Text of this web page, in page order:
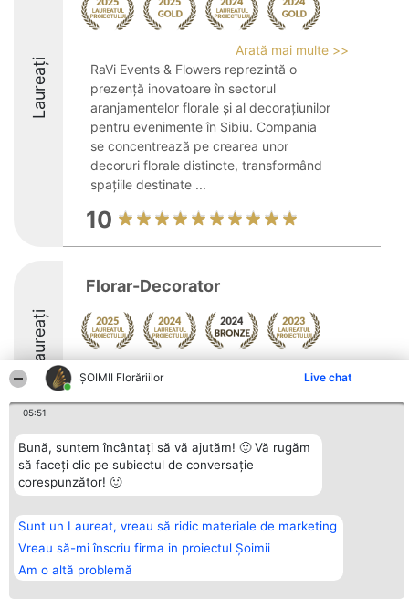
ȘOIMII Florăriilor Live chat
05:51
Bună, suntem încântați să vă ajutăm! 🙂 Vă rugăm
să faceți clic pe subiectul de conversație
corespunzător! 🙂
Sunt un Laureat, vreau să ridic materiale de marketing
Vreau să-mi înscriu firma in proiectul Șoimii
Am o altă problemă
Laureați
Arată mai multe >>
RaVi Events & Flowers reprezintă o
prezență inovatoare în sectorul
aranjamentelor florale și al decorațiunilor
pentru evenimente în Sibiu. Compania
se concentrează pe crearea unor
decoruri florale distincte, transformând
spațiile destinate ...
10
Laureați
Florar-Decorator
8.5
Organizator Ranking
BRIGHT SOLUTIONS BR SRL
Aleea Timisul De Sus 2 Bl. A30
București
tel: +40 770 990 492
Plebiscyt
Lista Tuturor
Reguli
Politica de